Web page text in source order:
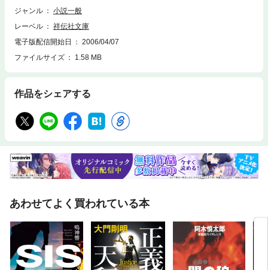
ジャンル
小説一般
レーベル
祥伝社文庫
電子版配信開始日
2006/04/07
ファイルサイズ
1.58 MB
作品をシェアする
あわせてよく買われている本